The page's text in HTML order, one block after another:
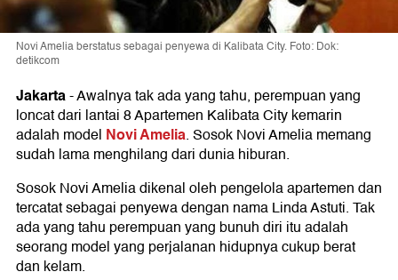
Novi Amelia berstatus sebagai penyewa di Kalibata City. Foto: Dok:
detikcom
Jakarta-Awalnya tak ada yang tahu, perempuan yang
loncat dari lantai 8 Apartemen Kalibata City kemarin
adalah model Novi Amelia. Sosok Novi Amelia memang
sudah lama menghilang dari dunia hiburan.
Sosok Novi Amelia dikenal oleh pengelola apartemen dan
tercatat sebagai penyewa dengan nama Linda Astuti. Tak
ada yang tahu perempuan yang bunuh diri itu adalah
seorang model yang perjalanan hidupnya cukup berat
dan kelam.